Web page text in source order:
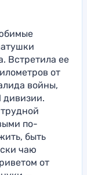
Встретила ее
от
войны,
дивизии.
по-
быть
чаю
от